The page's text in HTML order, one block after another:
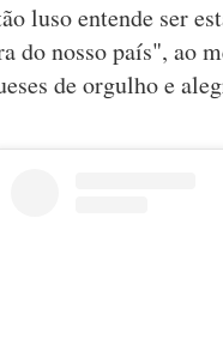
luso entende ser
do nosso país", ao
de orgulho e